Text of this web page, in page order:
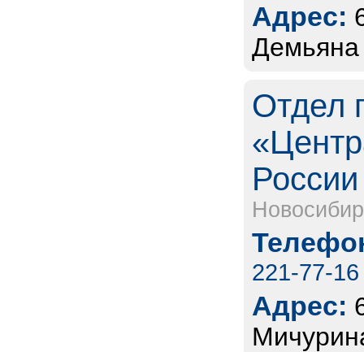
Адрес:
Демьяна
Отдел
221-77-16
Адрес: